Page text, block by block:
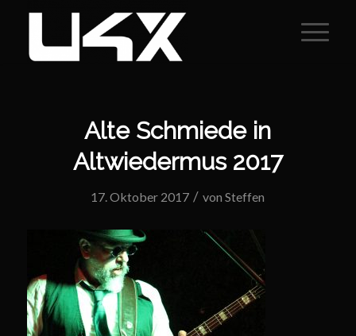
Alte Schmiede in
Altwiedermus 2017
17. Oktober 2017 / vonSteffen